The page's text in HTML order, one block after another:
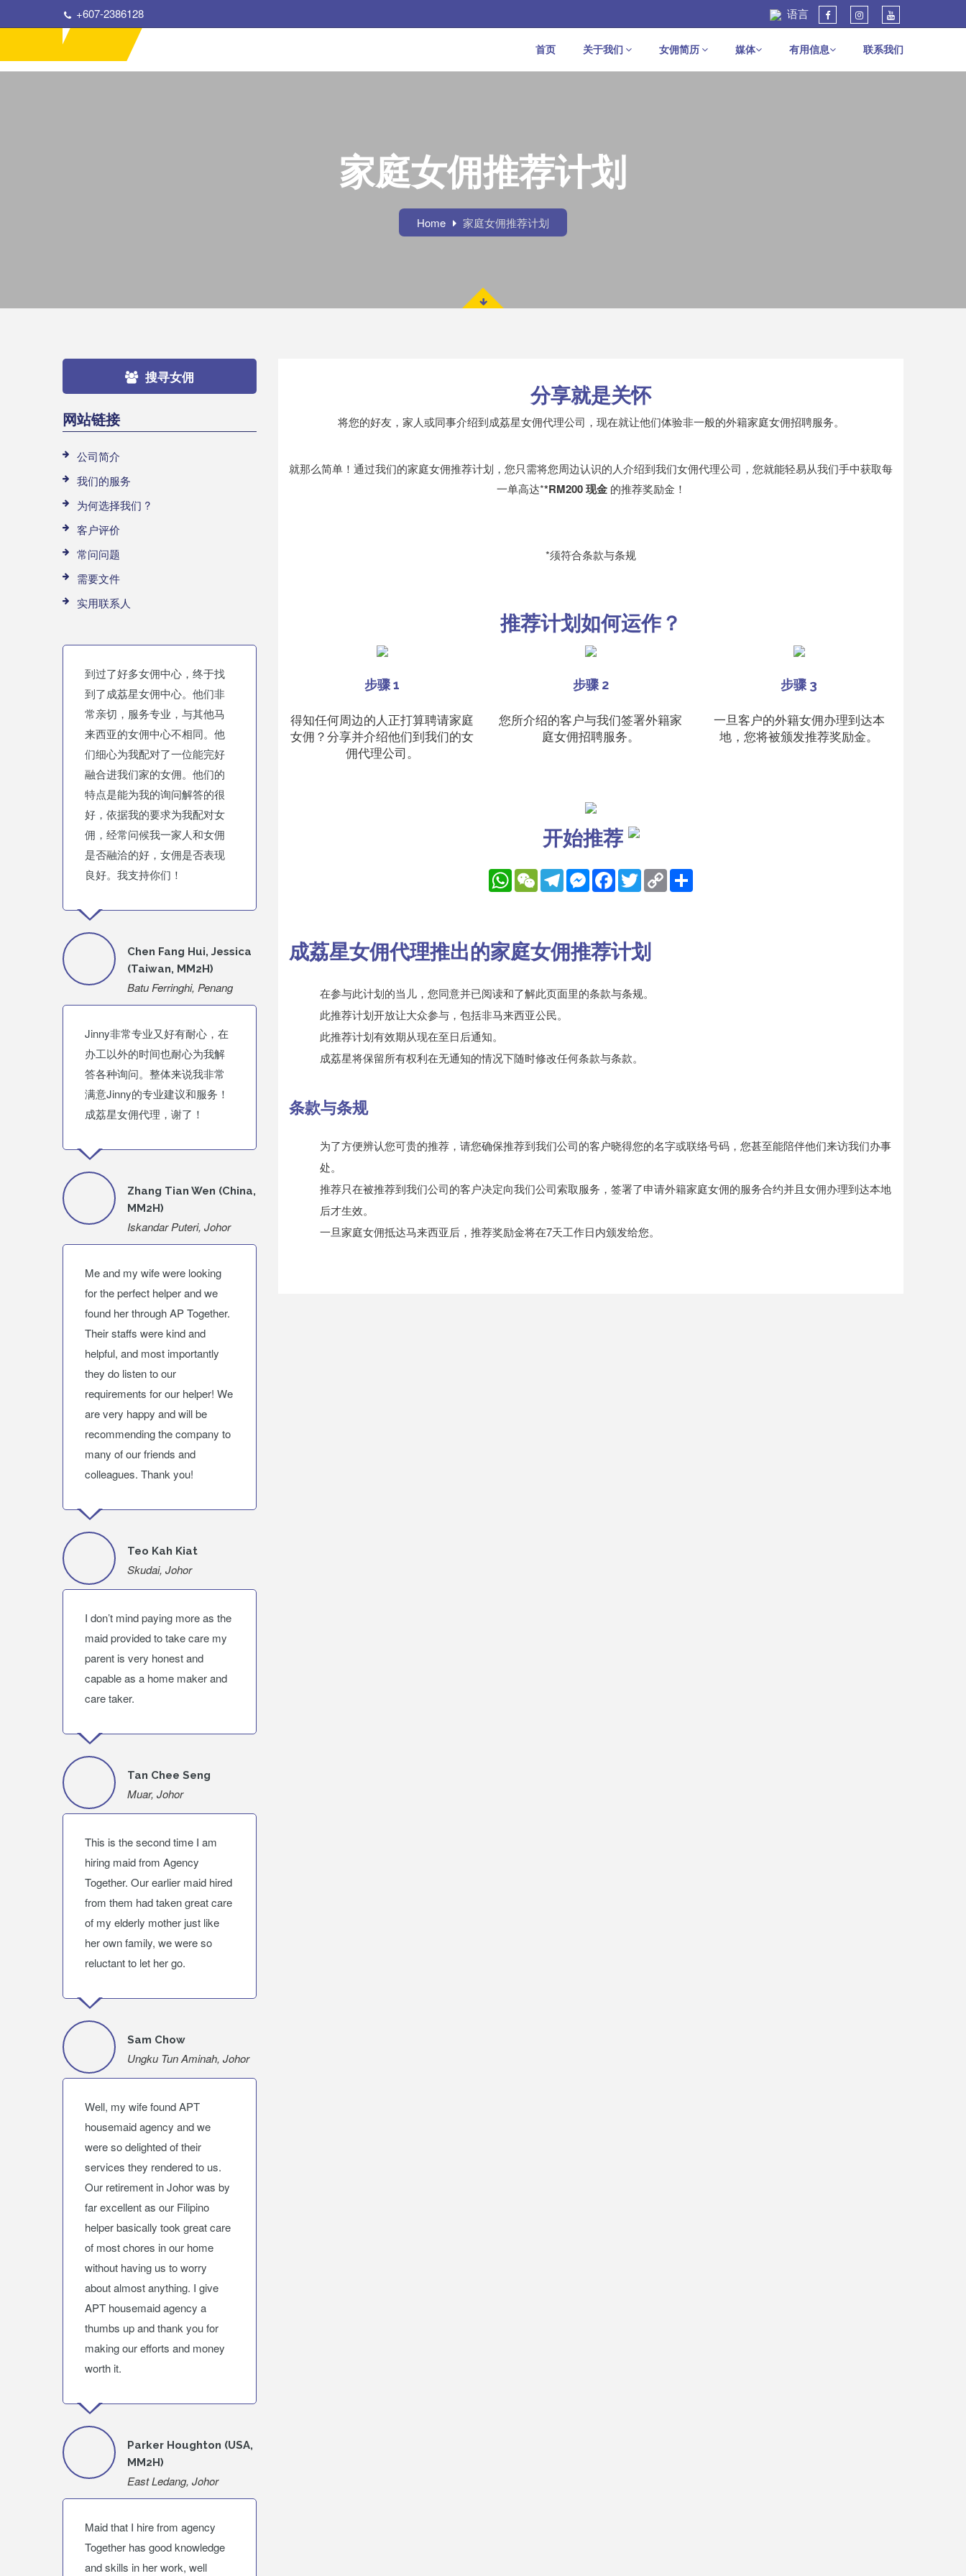
+607-2386128 语言
首页 关于我们 女佣简历 媒体 有用信息 联系我们
家庭女佣推荐计划
Home 家庭女佣推荐计划
分享就是关怀
将您的好友，家人或同事介绍到成荔星女佣代理公司，现在就让他们体验非一般的外籍家庭女佣招聘服务。
就那么简单！通过我们的家庭女佣推荐计划，您只需将您周边认识的人介绍到我们女佣代理公司，您就能轻易从我们手中获取每
一单高达**RM200 现金的推荐奖励金！
*须符合条款与条规
推荐计划如何运作？
步骤 1
得知任何周边的人正打算聘请家庭
女佣？分享并介绍他们到我们的女
佣代理公司。
步骤 2
您所介绍的客户与我们签署外籍家
庭女佣招聘服务。
步骤 3
一旦客户的外籍女佣办理到达本
地，您将被颁发推荐奖励金。
开始推荐
WhatsApp
WeChatTelegramMessengerFacebook
TwitterCopy
Link
成荔星女佣代理推出的家庭女佣推荐计划
在参与此计划的当儿，您同意并已阅读和了解此页面里的条款与条规。
此推荐计划开放让大众参与，包括非马来西亚公民。
此推荐计划有效期从现在至日后通知。
成荔星将保留所有权利在无通知的情况下随时修改任何条款与条款。
条款与条规
为了方便辨认您可贵的推荐，请您确保推荐到我们公司的客户晓得您的名字或联络号码，您甚至能陪伴他们来访我们办事
处。
推荐只在被推荐到我们公司的客户决定向我们公司索取服务，签署了申请外籍家庭女佣的服务合约并且女佣办理到达本地
后才生效。
一旦家庭女佣抵达马来西亚后，推荐奖励金将在7天工作日内颁发给您。
搜寻女佣
网站链接
公司简介
我们的服务
为何选择我们 ?
客户评价
常问问题
需要文件
实用联系人
到过了好多女佣中心，终于找
到了成荔星女佣中心。他们非
常亲切，服务专业，与其他马
来西亚的女佣中心不相同。他
们细心为我配对了一位能完好
融合进我们家的女佣。他们的
特点是能为我的询问解答的很
好，依据我的要求为我配对女
佣，经常问候我一家人和女佣
是否融洽的好，女佣是否表现
良好。我支持你们！
Chen Fang Hui, Jessica
(Taiwan, MM2H)
Batu Ferringhi, Penang
Jinny非常专业又好有耐心，在
办工以外的时间也耐心为我解
答各种询问。整体来说我非常
满意Jinny的专业建议和服务！
成荔星女佣代理，谢了！
Zhang Tian Wen (China,
MM2H)
Iskandar Puteri, Johor
Me and my wife were looking
for the perfect helper and we
found her through AP Together.
Their staffs were kind and
helpful, and most importantly
they do listen to our
requirements for our helper! We
are very happy and will be
recommending the company to
many of our friends and
colleagues. Thank you!
Teo Kah Kiat
Skudai, Johor
I don’t mind paying more as the
maid provided to take care my
parent is very honest and
capable as a home maker and
care taker.
Tan Chee Seng
Muar, Johor
This is the second time I am
hiring maid from Agency
Together. Our earlier maid hired
from them had taken great care
of my elderly mother just like
her own family, we were so
reluctant to let her go.
Sam Chow
Ungku Tun Aminah, Johor
Well, my wife found APT
housemaid agency and we
were so delighted of their
services they rendered to us.
Our retirement in Johor was by
far excellent as our Filipino
helper basically took great care
of most chores in our home
without having us to worry
about almost anything. I give
APT housemaid agency a
thumbs up and thank you for
making our efforts and money
worth it.
Parker Houghton (USA,
MM2H)
East Ledang, Johor
Maid that I hire from agency
Together has good knowledge
and skills in her work, well